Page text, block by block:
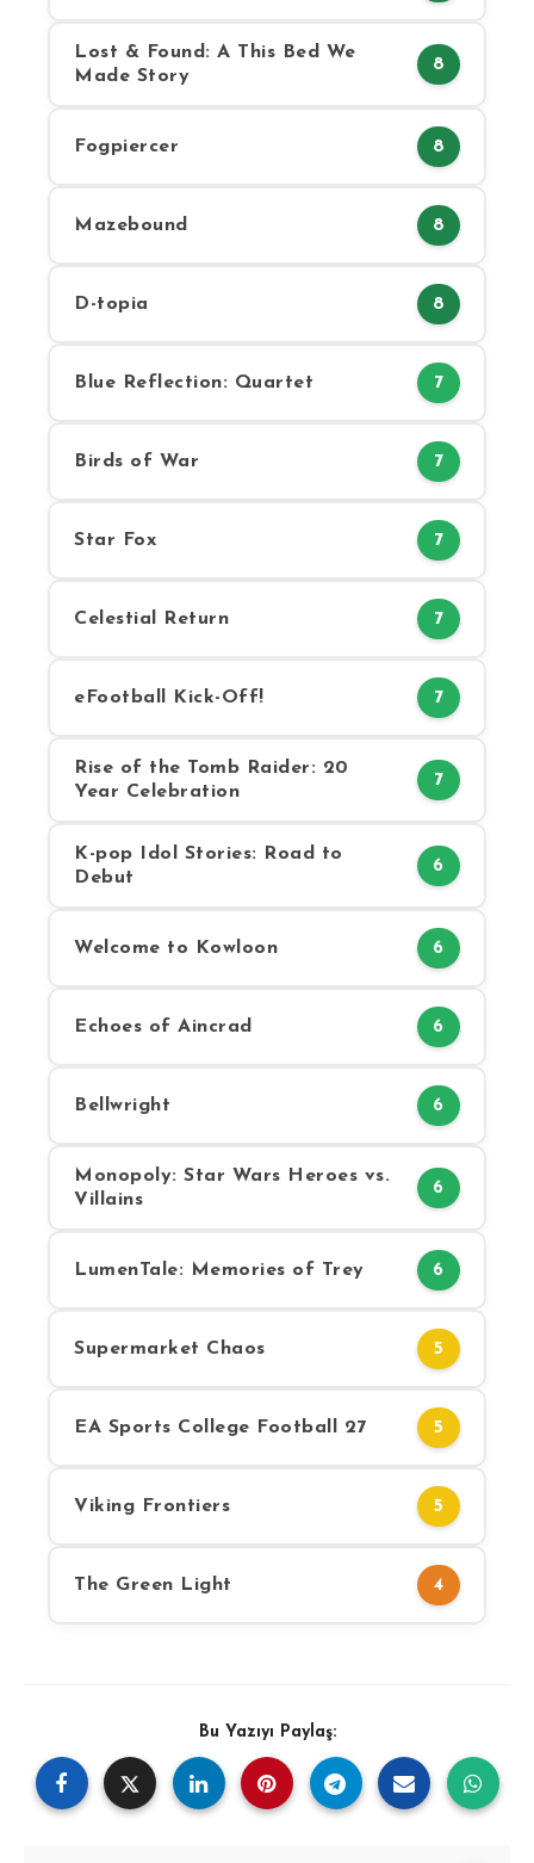
Lost & Found: A This Bed We
Made Story
8
Fogpiercer 8
Mazebound 8
D-topia 8
Blue Reflection: Quartet 7
Birds of War 7
Star Fox 7
Celestial Return 7
eFootball Kick-Off! 7
Rise of the Tomb Raider: 20
Year Celebration
7
K-pop Idol Stories: Road to
Debut
6
Welcome to Kowloon 6
Echoes of Aincrad 6
Bellwright 6
Monopoly: Star Wars Heroes vs.
Villains
6
LumenTale: Memories of Trey 6
Supermarket Chaos 5
EA Sports College Football 27 5
Viking Frontiers 5
The Green Light 4
Bu Yazıyı Paylaş: